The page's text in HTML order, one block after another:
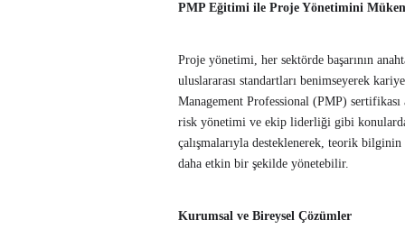
PMP Eğitimi ile Proje Yönetimini
Proje yönetimi, her sektörde başarının
uluslararası standartları benimseyerek
Management Professional (PMP) sertifikası
risk yönetimi ve ekip liderliği gibi
çalışmalarıyla desteklenerek, teorik
daha etkin bir şekilde yönetebilir.
Kurumsal ve Bireysel Çözümler